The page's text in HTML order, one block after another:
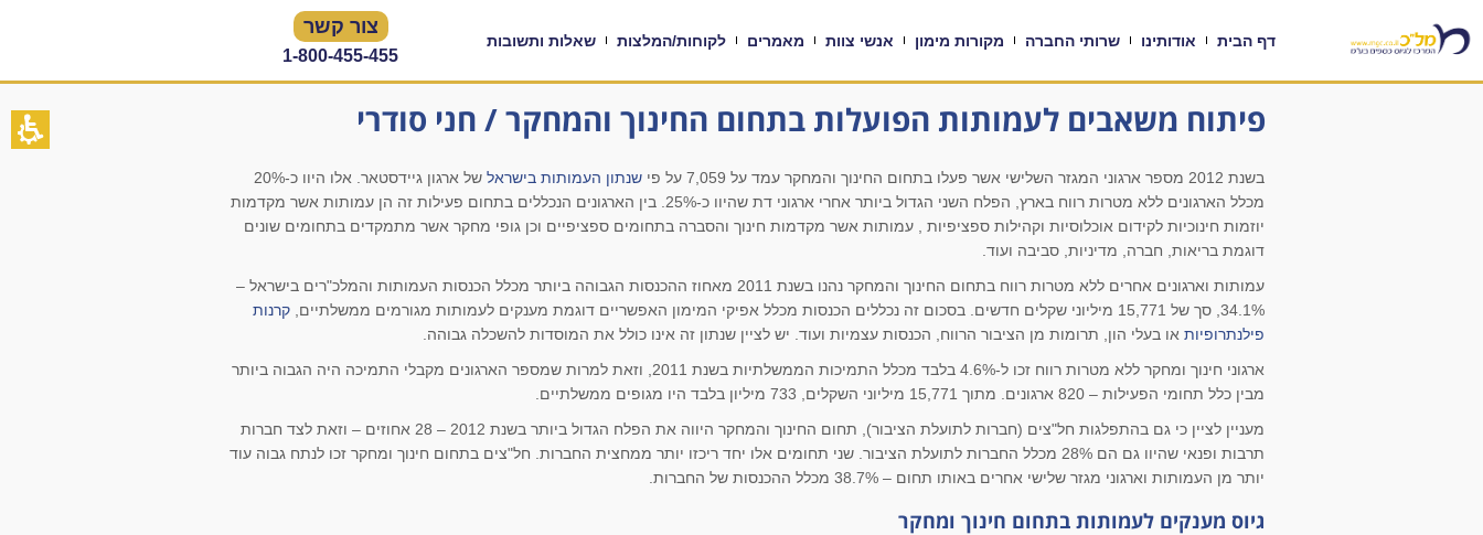
דף הבית אודותינו שרותי החברה מקורות מימון אנשי צוות מאמרים לקוחות/המלצות שאלות ותשובות
צור קשר
1-800-455-455
פיתוח משאבים לעמותות הפועלות בתחום החינוך והמחקר / חני סודרי
בשנת 2012 מספר ארגוני המגזר השלישי אשר פעלו בתחום החינוך והמחקר עמד על 7,059 על פי שנתון העמותות בישראל
קובץ מסוג PDF
של ארגון גיידסטאר. אלו היוו כ-20%
מכלל הארגונים ללא מטרות רווח בארץ, הפלח השני הגדול ביותר אחרי ארגוני דת שהיוו כ-25%. בין הארגונים הנכללים בתחום פעילות זה הן עמותות אשר מקדמות
יוזמות חינוכיות לקידום אוכלוסיות וקהילות ספציפיות , עמותות אשר מקדמות חינוך והסברה בתחומים ספציפיים וכן גופי מחקר אשר מתמקדים בתחומים שונים
דוגמת בריאות, חברה, מדיניות, סביבה ועוד.
עמותות וארגונים אחרים ללא מטרות רווח בתחום החינוך והמחקר נהנו בשנת 2011 מאחוז ההכנסות הגבוהה ביותר מכלל הכנסות העמותות והמלכ"רים בישראל –
34.1%, סך של 15,771 מיליוני שקלים חדשים. בסכום זה נכללים הכנסות מכלל אפיקי המימון האפשריים דוגמת מענקים לעמותות מגורמים ממשלתיים,
קרנות
פילנתרופיות או בעלי הון, תרומות מן הציבור הרווח, הכנסות עצמיות ועוד. יש לציין שנתון זה אינו כולל את המוסדות להשכלה גבוהה.
ארגוני חינוך ומחקר ללא מטרות רווח זכו ל-4.6% בלבד מכלל התמיכות הממשלתיות בשנת 2011, וזאת למרות שמספר הארגונים מקבלי התמיכה היה הגבוה ביותר
מבין כלל תחומי הפעילות – 820 ארגונים. מתוך 15,771 מיליוני השקלים, 733 מיליון בלבד היו מגופים ממשלתיים.
מעניין לציין כי גם בהתפלגות חל"צים (חברות לתועלת הציבור), תחום החינוך והמחקר היווה את הפלח הגדול ביותר בשנת 2012 – 28 אחוזים – וזאת לצד חברות
תרבות ופנאי שהיוו גם הם 28% מכלל החברות לתועלת הציבור. שני תחומים אלו יחד ריכזו יותר ממחצית החברות. חל"צים בתחום חינוך ומחקר זכו לנתח גבוה עוד
יותר מן העמותות וארגוני מגזר שלישי אחרים באותו תחום – 38.7% מכלל ההכנסות של החברות.
גיוס מענקים לעמותות בתחום חינוך ומחקר